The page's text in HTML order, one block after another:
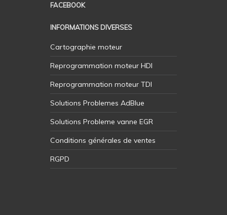
FACEBOOK
INFORMATIONS DIVERSES
Cartographie moteur
Reprogrammation moteur HDI
Reprogrammation moteur TDI
Solutions Problemes AdBlue
Solutions Probleme vanne EGR
Conditions générales de ventes
RGPD